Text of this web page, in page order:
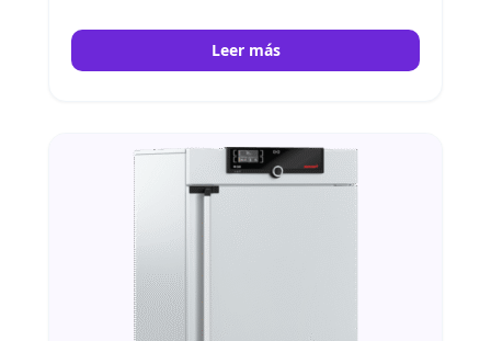
Leer más